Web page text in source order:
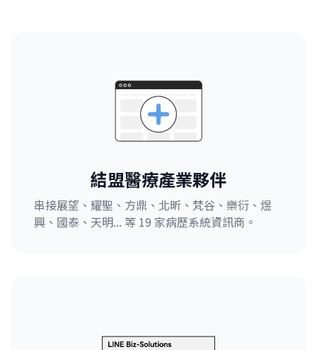
結盟醫療產業夥伴
串接展望、耀聖、方鼎、北昕、梵谷、樂衍、煜
興、國泰、天明... 等 19 家病歷系統資訊商。